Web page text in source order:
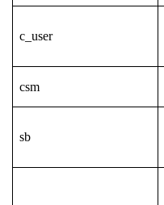
c_user
csm
sb